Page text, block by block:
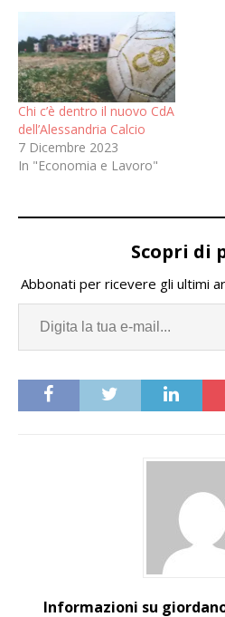
Chi c’è dentro il nuovo CdA
dell’Alessandria Calcio
7 Dicembre 2023
In "Economia e Lavoro"
Scopri di
Abbonati per ricevere gli ultimi
Informazioni su